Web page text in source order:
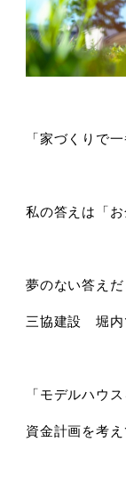
「家づくりで
私の答えは「お
夢のない答え
三協建設 堀内
「モデルハウ
資金計画を考え